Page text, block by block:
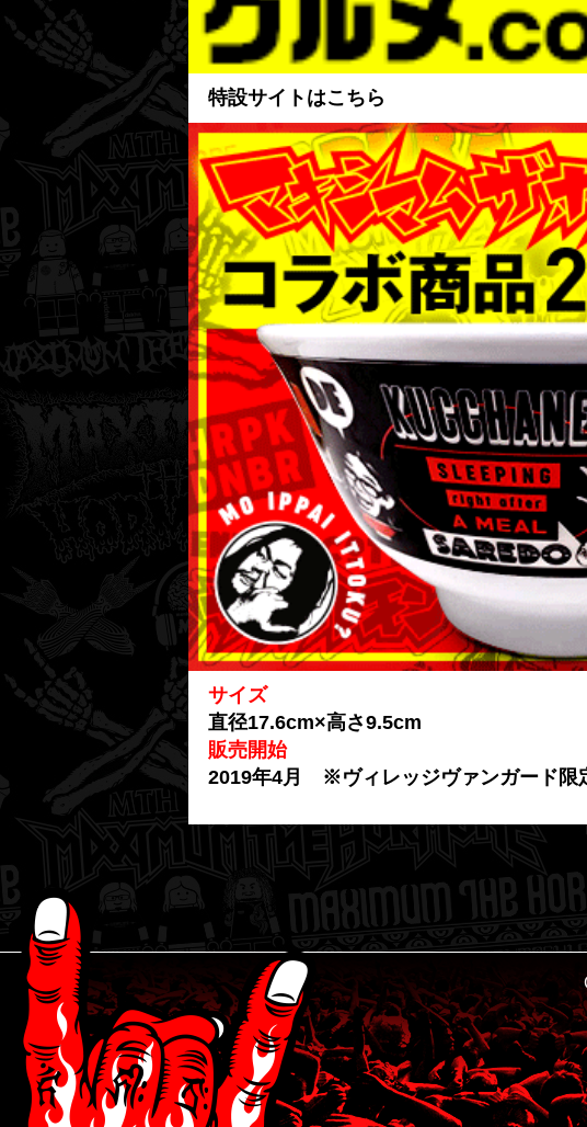
特設サイトはこちら
サイズ
直径17.6cm×高さ9.5cm
販売開始
2019年4月 ※ヴィレッジヴァンガード限